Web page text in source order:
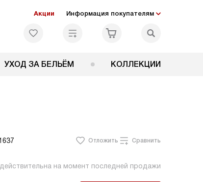
Акции Информация покупателям
УХОД ЗА БЕЛЬЁМ КОЛЛЕКЦИИ
Отложить Сравнить
действительна на момент последней продажи